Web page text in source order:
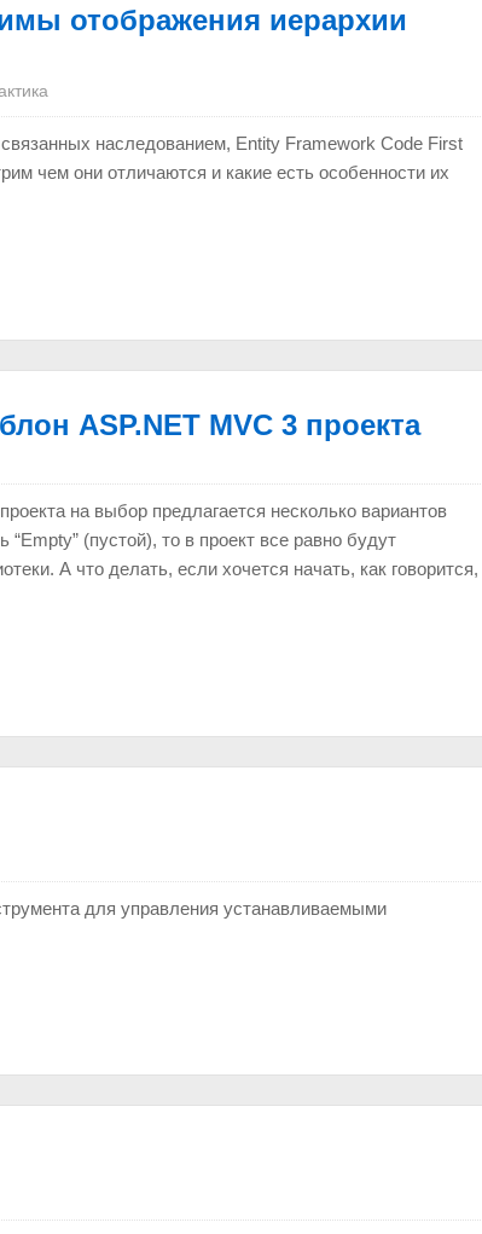
отображения иерархии
наследованием, Entity Framework Code First
чем они отличаются и какие есть особенности их
ASP.NET MVC 3 проекта
на выбор предлагается несколько вариантов
(пустой), то в проект все равно будут
А что делать, если хочется начать, как говорится,
для управления устанавливаемыми